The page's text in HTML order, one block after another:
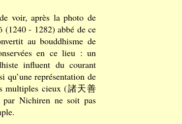
voir, après la photo de
(1240 - 1282) abbé de ce
au bouddhisme de
en ce lieu : un
influent du courant
qu’une représentation de
multiples cieux (諸天善
Nichiren ne soit pas